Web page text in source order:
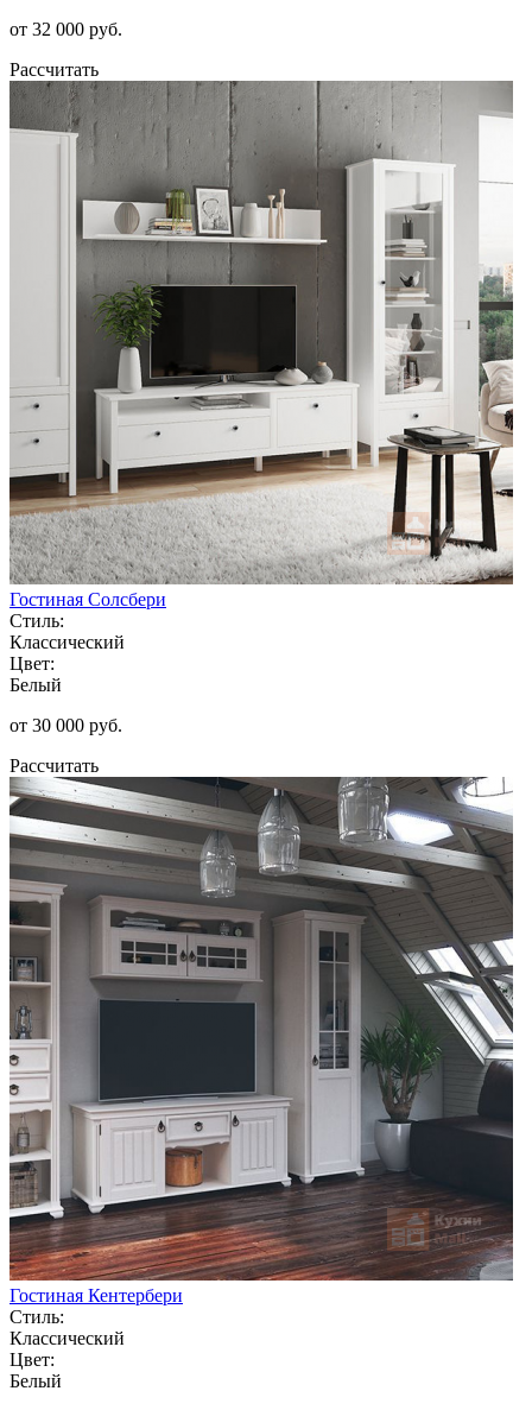
от 32 000 руб.
Рассчитать
Гостиная Солсбери
Стиль:
Классический
Цвет:
Белый
от 30 000 руб.
Рассчитать
Гостиная Кентербери
Стиль:
Классический
Цвет:
Белый